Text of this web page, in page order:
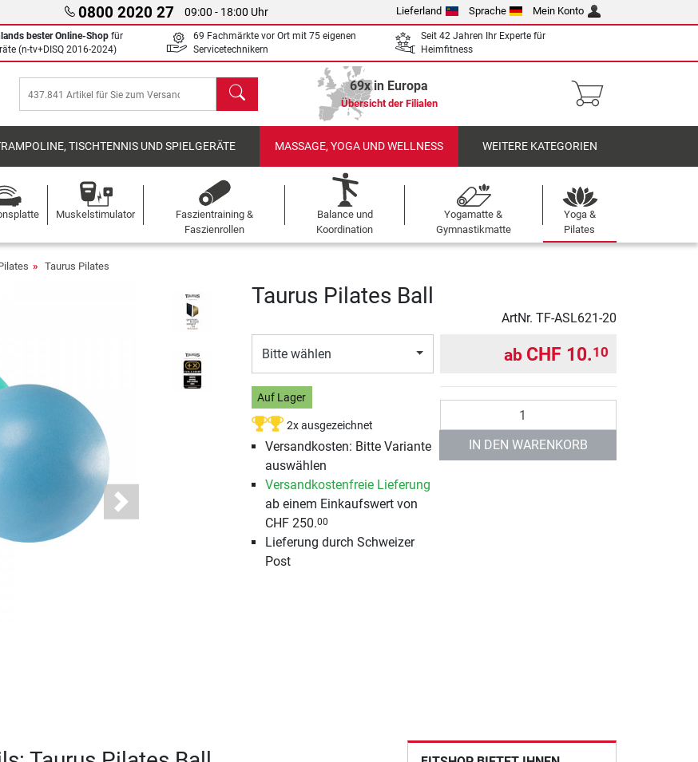
0800 2020 27 09:00 - 18:00 Uhr Lieferland Sprache Mein Konto
bester Online-Shop für
(n-tv+DISQ 2016-2024)
69 Fachmärkte vor Ort mit 75 eigenen
Servicetechnikern
Seit 42 Jahren Ihr Experte für
Heimfitness
Suchen 69x in Europa
Übersicht der Filialen
TISCHTENNIS UND SPIELGERÄTE MASSAGE, YOGA UND WELLNESS WEITERE KATEGORIEN
Muskelstimulator
Faszientraining &
Faszienrollen
Balance und
Koordination
Yogamatte &
Gymnastikmatte
Yoga &
Pilates
Taurus Pilates
Next
Taurus Pilates Ball
ArtNr. TF-ASL621-20
Bitte wählen
Auf Lager
2x ausgezeichnet
Versandkosten: Bitte Variante
auswählen
Versandkostenfreie Lieferung
ab einem Einkaufswert von
CHF 250.00
Lieferung durch Schweizer
Post
ab CHF 10.10
IN DEN WARENKORB